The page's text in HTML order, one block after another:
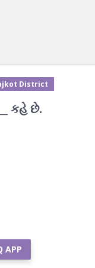
District
કહે છે.
APP